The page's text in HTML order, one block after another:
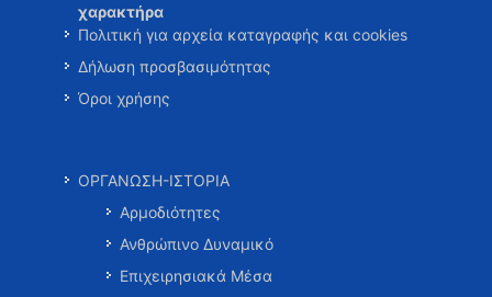
χαρακτήρα
Πολιτική για αρχεία καταγραφής και cookies
Δήλωση προσβασιμότητας
Όροι χρήσης
ΟΡΓΑΝΩΣΗ-ΙΣΤΟΡΙΑ
Αρμοδιότητες
Ανθρώπινο Δυναμικό
Επιχειρησιακά Μέσα